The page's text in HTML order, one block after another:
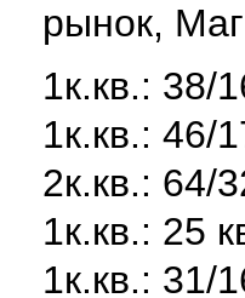
рынок,
1к.кв.: 38/
1к.кв.: 46/
2к.кв.: 64/
1к.кв.: 25
1к.кв.: 31/